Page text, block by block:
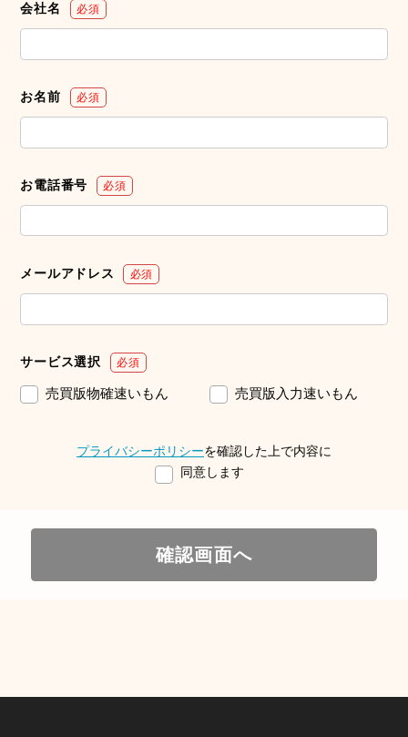
会社名 必須
お名前 必須
お電話番号 必須
メールアドレス 必須
サービス選択 必須
売買版物確速いもん 売買版入力速いもん
プライバシーポリシーを確認した上で内容に
同意します
確認画面へ